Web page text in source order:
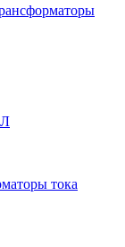
тока